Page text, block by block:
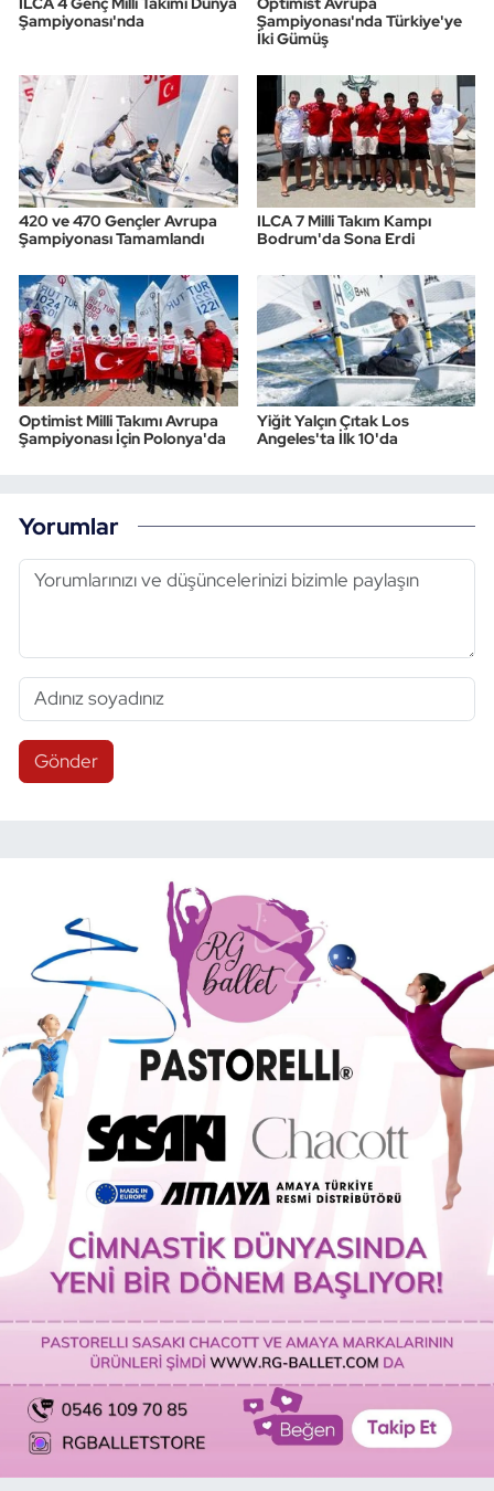
Şampiyonası'nda
Şampiyonası'nda Türkiye'ye
İki Gümüş
420 ve 470 Gençler Avrupa
Şampiyonası Tamamlandı
ILCA 7 Milli Takım Kampı
Bodrum'da Sona Erdi
Optimist Milli Takımı Avrupa
Şampiyonası İçin Polonya'da
Yiğit Yalçın Çıtak Los
Angeles'ta İlk 10'da
Yorumlar
Gönder